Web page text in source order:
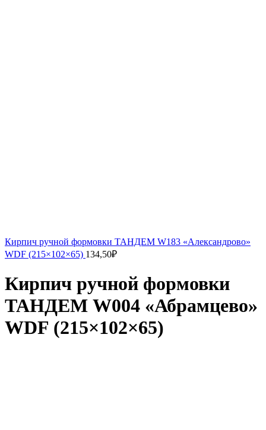
Кирпич ручной формовки ТАНДЕМ W183 «Александрово»
WDF (215×102×65) 134,50₽
Кирпич ручной формовки
ТАНДЕМ W004 «Абрамцево»
WDF (215×102×65)